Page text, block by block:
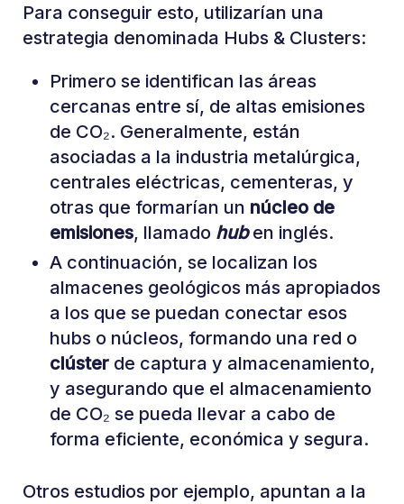
Para conseguir esto, utilizarían una
estrategia denominada Hubs & Clusters:
Primero se identifican las áreas
cercanas entre sí, de altas emisiones
de CO₂. Generalmente, están
asociadas a la industria metalúrgica,
centrales eléctricas, cementeras, y
otras que formarían un núcleo de
emisiones, llamado huben inglés.
A continuación, se localizan los
almacenes geológicos más apropiados
a los que se puedan conectar esos
hubs o núcleos, formando una red o
clústerde captura y almacenamiento,
y asegurando que el almacenamiento
de CO₂ se pueda llevar a cabo de
forma eficiente, económica y segura.
Otros estudios por ejemplo, apuntan a la